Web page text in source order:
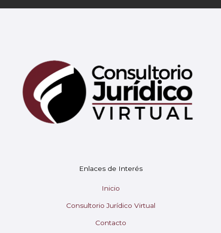
Enlaces de Interés
Inicio
Consultorio Jurídico Virtual
Contacto
Soy Mary tu asistente virtual.